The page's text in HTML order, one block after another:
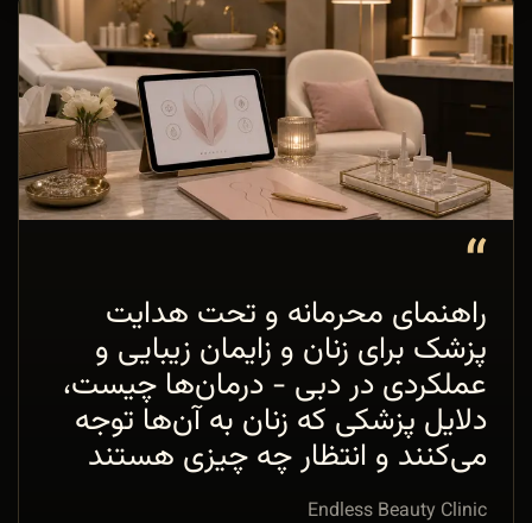
“
راهنمای محرمانه و تحت هدایت
پزشک برای زنان و زایمان زیبایی و
عملکردی در دبی - درمان‌ها چیست،
دلایل پزشکی که زنان به آن‌ها توجه
می‌کنند و انتظار چه چیزی هستند
Endless Beauty Clinic